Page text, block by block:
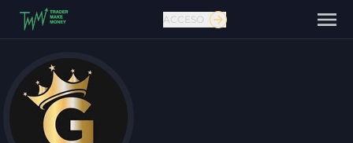
Contáctanos
ACCESO